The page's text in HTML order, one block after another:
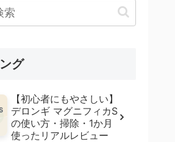
グ
【初心者にもやさしい】
デロンギ マグニフィカS
の使い方・掃除・1か月
使ったリアルレビュー